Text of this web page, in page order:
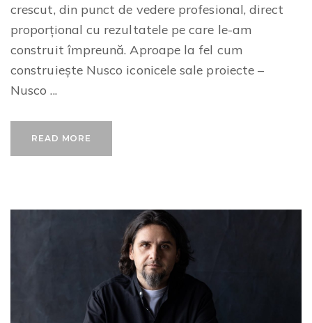
crescut, din punct de vedere profesional, direct
proporțional cu rezultatele pe care le-am
construit împreună. Aproape la fel cum
construiește Nusco iconicele sale proiecte –
Nusco ...
READ MORE